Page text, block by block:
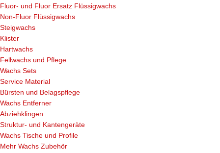
Fluor- und Fluor Ersatz Flüssigwachs
Non-Fluor Flüssigwachs
Steigwachs
Klister
Hartwachs
Fellwachs und Pflege
Wachs Sets
Service Material
Bürsten und Belagspflege
Wachs Entferner
Abziehklingen
Struktur- und Kantengeräte
Wachs Tische und Profile
Mehr Wachs Zubehör